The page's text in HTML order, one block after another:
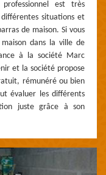
est très
situations et
de maison. Si vous
dans la ville de
à la société Marc
et la société propose
rémunéré ou bien
évaluer les différents
juste grâce à son